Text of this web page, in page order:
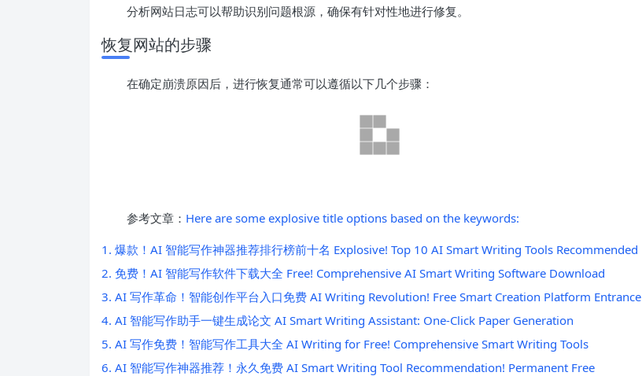
分析网站日志可以帮助识别问题根源，确保有针对性地进行修复。
恢复网站的步骤
在确定崩溃原因后，进行恢复通常可以遵循以下几个步骤：
参考文章： Here are some explosive title options based on the keywords:
1. 爆款！AI 智能写作神器推荐排行榜前十名 Explosive! Top 10 AI Smart Writing Tools Recommended
2. 免费！AI 智能写作软件下载大全 Free! Comprehensive AI Smart Writing Software Download
3. AI 写作革命！智能创作平台入口免费 AI Writing Revolution! Free Smart Creation Platform Entrance
4. AI 智能写作助手一键生成论文 AI Smart Writing Assistant: One-Click Paper Generation
5. AI 写作免费！智能写作工具大全 AI Writing for Free! Comprehensive Smart Writing Tools
6. AI 智能写作神器推荐！永久免费 AI Smart Writing Tool Recommendation! Permanent Free